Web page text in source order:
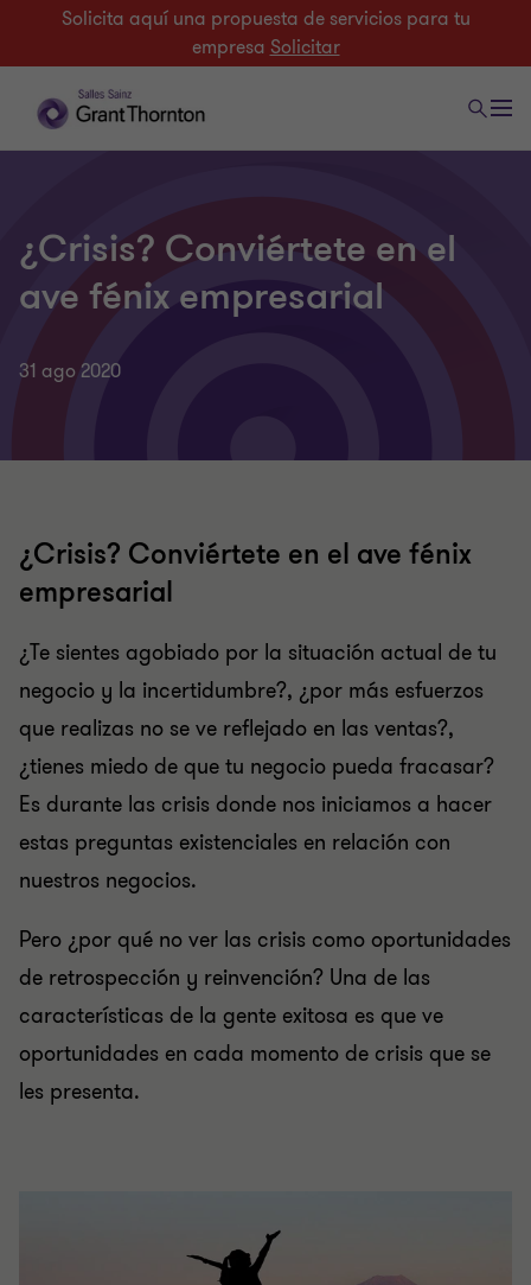
Solicita aquí una propuesta de servicios para tu
empresa Solicitar
¿Crisis? Conviértete en el
ave fénix empresarial
31 ago 2020
¿Crisis? Conviértete en el ave fénix
empresarial
¿Te sientes agobiado por la situación actual de tu
negocio y la incertidumbre?, ¿por más esfuerzos
que realizas no se ve reflejado en las ventas?,
¿tienes miedo de que tu negocio pueda fracasar?
Es durante las crisis donde nos iniciamos a hacer
estas preguntas existenciales en relación con
nuestros negocios.
Pero ¿por qué no ver las crisis como oportunidades
de retrospección y reinvención? Una de las
características de la gente exitosa es que ve
oportunidades en cada momento de crisis que se
les presenta.